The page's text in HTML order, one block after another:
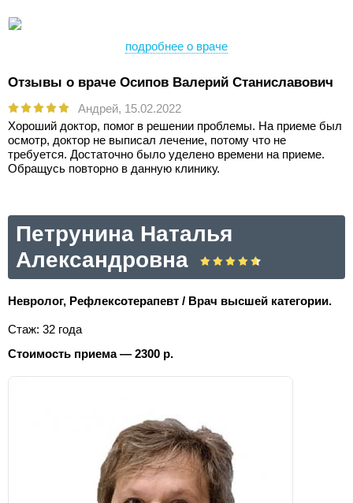
подробнее о враче
Отзывы о враче Осипов Валерий Станиславович
Андрей, 15.02.2022
Хороший доктор, помог в решении проблемы. На приеме был
осмотр, доктор не выписал лечение, потому что не
требуется. Достаточно было уделено времени на приеме.
Обращусь повторно в данную клинику.
Петрунина Наталья
Александровна
Невролог, Рефлексотерапевт / Врач высшей категории.
Стаж: 32 года
Стоимость приема — 2300 р.